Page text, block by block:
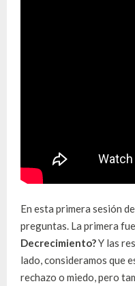
En esta primera sesión
preguntas. La primera fue
Decrecimiento?Y las
lado, consideramos que
rechazo o miedo, pero